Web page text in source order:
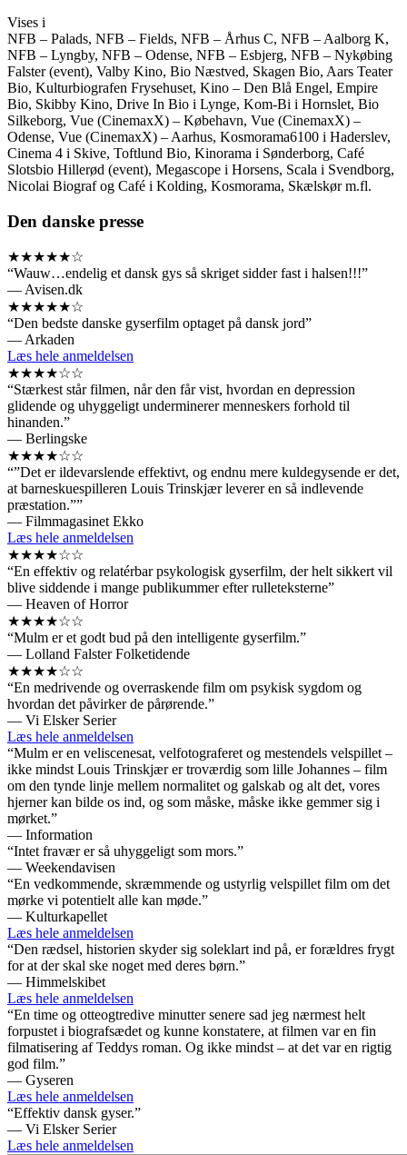
Vises i
NFB – Palads, NFB – Fields, NFB – Århus C, NFB – Aalborg K,
NFB – Lyngby, NFB – Odense, NFB – Esbjerg, NFB – Nykøbing
Falster (event), Valby Kino, Bio Næstved, Skagen Bio, Aars Teater
Bio, Kulturbiografen Frysehuset, Kino – Den Blå Engel, Empire
Bio, Skibby Kino, Drive In Bio i Lynge, Kom-Bi i Hornslet, Bio
Silkeborg, Vue (CinemaxX) – Købehavn, Vue (CinemaxX) –
Odense, Vue (CinemaxX) – Aarhus, Kosmorama6100 i Haderslev,
Cinema 4 i Skive, Toftlund Bio, Kinorama i Sønderborg, Café
Slotsbio Hillerød (event), Megascope i Horsens, Scala i Svendborg,
Nicolai Biograf og Café i Kolding, Kosmorama, Skælskør m.fl.
Den danske presse
★★★★★☆
“Wauw…endelig et dansk gys så skriget sidder fast i halsen!!!”
— Avisen.dk
★★★★★☆
“Den bedste danske gyserfilm optaget på dansk jord”
— Arkaden
Læs hele anmeldelsen
★★★★☆☆
“Stærkest står filmen, når den får vist, hvordan en depression
glidende og uhyggeligt underminerer menneskers forhold til
hinanden.”
— Berlingske
★★★★☆☆
“”Det er ildevarslende effektivt, og endnu mere kuldegysende er det,
at barneskuespilleren Louis Trinskjær leverer en så indlevende
præstation.””
— Filmmagasinet Ekko
Læs hele anmeldelsen
★★★★☆☆
“En effektiv og relatérbar psykologisk gyserfilm, der helt sikkert vil
blive siddende i mange publikummer efter rulleteksterne”
— Heaven of Horror
★★★★☆☆
“Mulm er et godt bud på den intelligente gyserfilm.”
— Lolland Falster Folketidende
★★★★☆☆
“En medrivende og overraskende film om psykisk sygdom og
hvordan det påvirker de pårørende.”
— Vi Elsker Serier
Læs hele anmeldelsen
“Mulm er en veliscenesat, velfotograferet og mestendels velspillet –
ikke mindst Louis Trinskjær er troværdig som lille Johannes – film
om den tynde linje mellem normalitet og galskab og alt det, vores
hjerner kan bilde os ind, og som måske, måske ikke gemmer sig i
mørket.”
— Information
“Intet fravær er så uhyggeligt som mors.”
— Weekendavisen
“En vedkommende, skræmmende og ustyrlig velspillet film om det
mørke vi potentielt alle kan møde.”
— Kulturkapellet
Læs hele anmeldelsen
“Den rædsel, historien skyder sig soleklart ind på, er forældres frygt
for at der skal ske noget med deres børn.”
— Himmelskibet
Læs hele anmeldelsen
“En time og otteogtredive minutter senere sad jeg nærmest helt
forpustet i biografsædet og kunne konstatere, at filmen var en fin
filmatisering af Teddys roman. Og ikke mindst – at det var en rigtig
god film.”
— Gyseren
Læs hele anmeldelsen
“Effektiv dansk gyser.”
— Vi Elsker Serier
Læs hele anmeldelsen